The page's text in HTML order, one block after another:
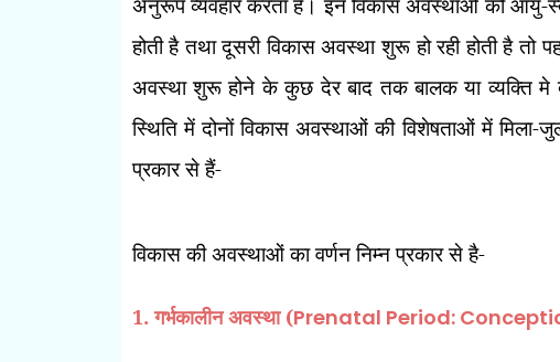
होती है तथा दूसरी विकास अवस्था शुरू हो रही होती है
अवस्था शुरू होने के कुछ देर बाद तक बालक या व्यक्ति मे
स्थिति में दोनों विकास अवस्थाओं की विशेषताओं में मिला-
प्रकार से हैं-
विकास की अवस्थाओं का वर्णन निम्न प्रकार से है-
1. गर्भकालीन अवस्था (Prenatal Period: